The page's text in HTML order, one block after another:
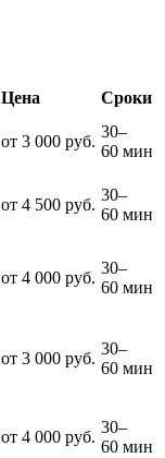
Цена
Сроки
от 3 000 руб.
30–
60 мин
от 4 500 руб.
30–
60 мин
от 4 000 руб.
30–
60 мин
от 3 000 руб.
30–
60 мин
от 4 000 руб.
30–
60 мин